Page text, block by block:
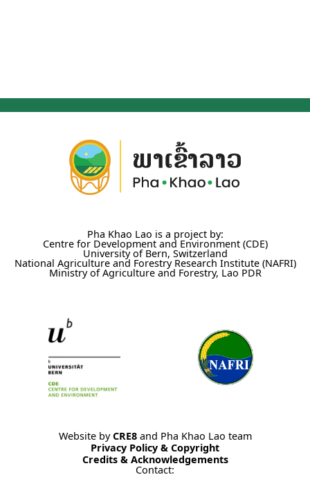
Pha Khao Lao is a project by:
Centre for Development and Environment (CDE)
University of Bern, Switzerland
National Agriculture and Forestry Research Institute (NAFRI)
Ministry of Agriculture and Forestry, Lao PDR
Website byCRE8and Pha Khao Lao team
Privacy Policy & Copyright
Credits & Acknowledgements
Contact: